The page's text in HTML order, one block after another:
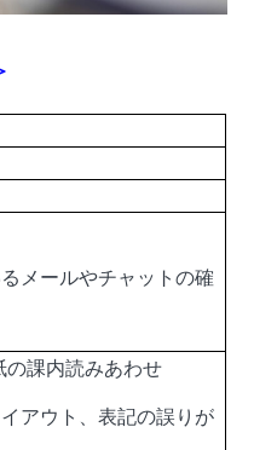
メールやチャットの確
の課内読みあわせ
イアウト、表記の誤りが